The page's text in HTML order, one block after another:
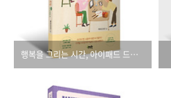
행복을 그리는 시간, 아이패드 드로잉 with 어도비 프레스코